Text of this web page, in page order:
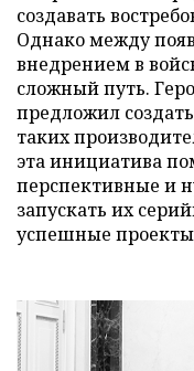
создавать
Однако между
внедрением в
сложный путь.
предложил
таких
эта инициатива
перспективные и
запускать их
успешные